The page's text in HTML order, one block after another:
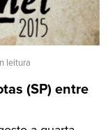
leitura
(SP) entre